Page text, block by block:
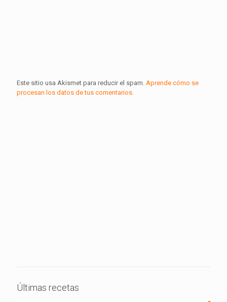
Este sitio usa Akismet para reducir el spam. Aprende cómo se
procesan los datos de tus comentarios.
Últimas recetas